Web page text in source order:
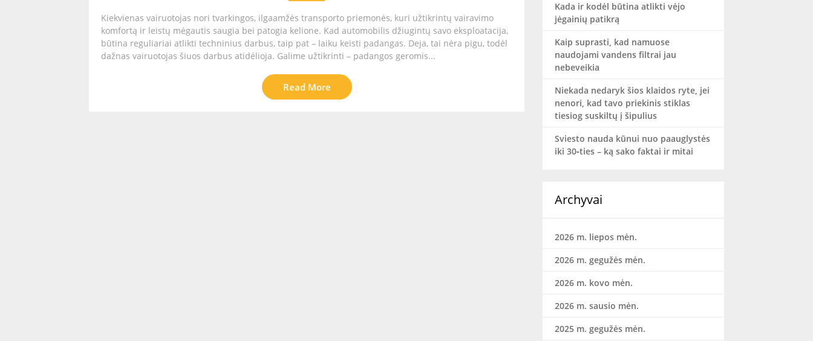
Kiekvienas vairuotojas nori tvarkingos, ilgaamžės transporto priemonės, kuri užtikrintų vairavimo
komfortą ir leistų mėgautis saugia bei patogia kelione. Kad automobilis džiugintų savo eksploatacija,
būtina reguliariai atlikti techninius darbus, taip pat – laiku keisti padangas. Deja, tai nėra pigu, todėl
dažnas vairuotojas šiuos darbus atidėlioja. Galime užtikrinti – padangos geromis...
Read More
Kada ir kodėl būtina atlikti vėjo
jėgainių patikrą
Kaip suprasti, kad namuose
naudojami vandens filtrai jau
nebeveikia
Niekada nedaryk šios klaidos ryte, jei
nenori, kad tavo priekinis stiklas
tiesiog suskiltų į šipulius
Sviesto nauda kūnui nuo paauglystės
iki 30‑ties – ką sako faktai ir mitai
Archyvai
2026 m. liepos mėn.
2026 m. gegužės mėn.
2026 m. kovo mėn.
2026 m. sausio mėn.
2025 m. gegužės mėn.